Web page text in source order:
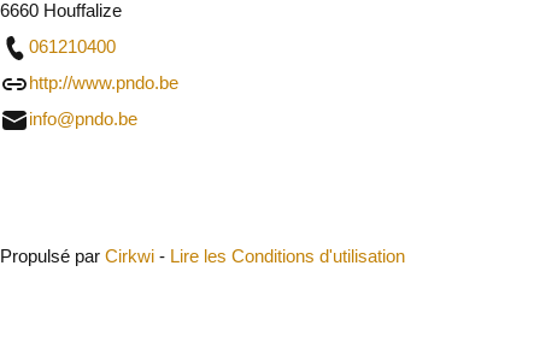
6660 Houffalize
061210400
http://www.pndo.be
info@pndo.be
Propulsé par Cirkwi - Lire les Conditions d'utilisation